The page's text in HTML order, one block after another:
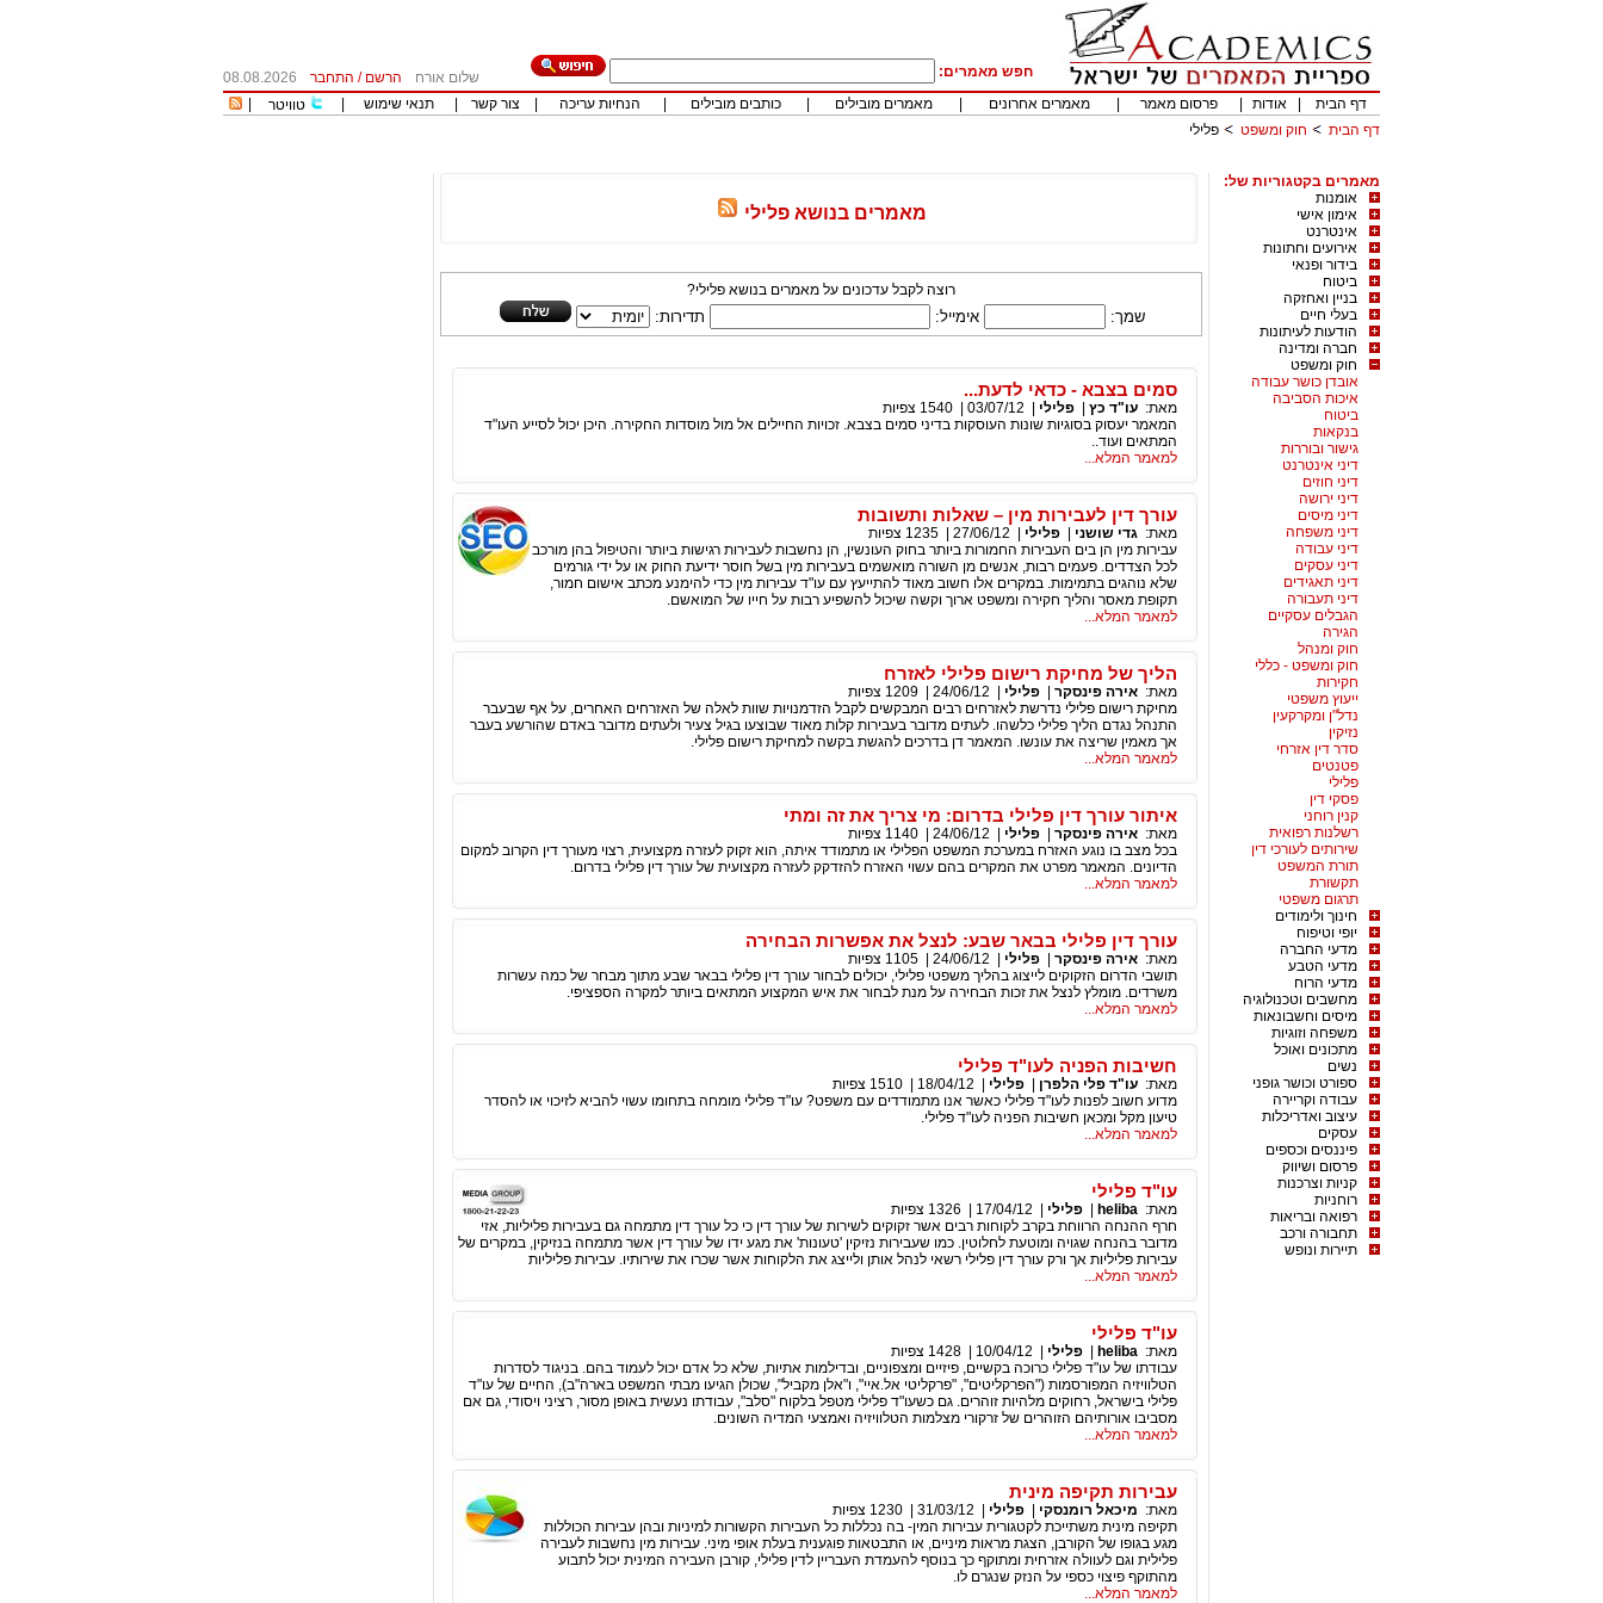
חפש מאמרים: שלום אורח הרשם / התחבר
08.08.2026
דף הבית
אודות פרסום מאמר מאמרים אחרונים מאמרים מובילים כותבים מובילים הנחיות עריכה צור קשר תנאי שימוש טוויטר
דף הבית
חוק ומשפט פלילי
מאמרים בקטגוריות של:
אומנות
אימון אישי
אינטרנט
אירועים וחתונות
בידור ופנאי
ביטוח
בניין ואחזקה
בעלי חיים
הודעות לעיתונות
חברה ומדינה
חוק ומשפט
אובדן כושר עבודה
איכות הסביבה
ביטוח
בנקאות
גישור ובוררות
דיני אינטרנט
דיני חוזים
דיני ירושה
דיני מיסים
דיני משפחה
דיני עבודה
דיני עסקים
דיני תאגידים
דיני תעבורה
הגבלים עסקיים
הגירה
חוק ומנהל
חוק ומשפט - כללי
חקירות
ייעוץ משפטי
נדל"ן ומקרקעין
נזיקין
סדר דין אזרחי
פטנטים
פלילי
פסקי דין
קנין רוחני
רשלנות רפואית
שירותים לעורכי דין
תורת המשפט
תקשורת
תרגום משפטי
חינוך ולימודים
יופי וטיפוח
מדעי החברה
מדעי הטבע
מדעי הרוח
מחשבים וטכנולוגיה
מיסים וחשבונאות
משפחה וזוגיות
מתכונים ואוכל
נשים
ספורט וכושר גופני
עבודה וקריירה
עיצוב ואדריכלות
עסקים
פיננסים וכספים
פרסום ושיווק
קניות וצרכנות
רוחניות
רפואה ובריאות
תחבורה ורכב
תיירות ונופש
מאמרים בנושא פלילי
רוצה לקבל עדכונים על מאמרים בנושא פלילי?
שמך: אימייל: תדירות:
סמים בצבא - כדאי לדעת...
מאת: עו"ד כץ פלילי 03/07/12
1540 צפיות
המאמר יעסוק בסוגיות שונות העוסקות בדיני סמים בצבא. זכויות החיילים אל מול מוסדות החקירה. היכן יכול לסייע העו"ד
המתאים ועוד..
למאמר המלא...
עורך דין לעבירות מין – שאלות ותשובות
מאת: גדי שושני פלילי 27/06/12
1235 צפיות
עבירות מין הן בים העבירות החמורות ביותר בחוק העונשין, הן נחשבות לעבירות רגישות ביותר והטיפול בהן מורכב
לכל הצדדים. פעמים רבות, אנשים מן השורה מואשמים בעבירות מין בשל חוסר ידיעת החוק או על ידי גורמים
שלא נוהגים בתמימות. במקרים אלו חשוב מאוד להתייעץ עם עו"ד עבירות מין כדי להימנע מכתב אישום חמור,
תקופת מאסר והליך חקירה ומשפט ארוך וקשה שיכול להשפיע רבות על חייו של המואשם.
למאמר המלא...
הליך של מחיקת רישום פלילי לאזרח
מאת: אירה פינסקר פלילי 24/06/12
1209 צפיות
מחיקת רישום פלילי נדרשת לאזרחים רבים המבקשים לקבל הזדמנויות שוות לאלה של האזרחים האחרים, על אף שבעבר
התנהל נגדם הליך פלילי כלשהו. לעתים מדובר בעבירות קלות מאוד שבוצעו בגיל צעיר ולעתים מדובר באדם שהורשע בעבר
אך מאמין שריצה את עונשו. המאמר דן בדרכים להגשת בקשה למחיקת רישום פלילי.
למאמר המלא...
איתור עורך דין פלילי בדרום: מי צריך את זה ומתי
מאת: אירה פינסקר פלילי 24/06/12
1140 צפיות
בכל מצב בו נוגע האזרח במערכת המשפט הפלילי או מתמודד איתה, הוא זקוק לעזרה מקצועית, רצוי מעורך דין הקרוב למקום
הדיונים. המאמר מפרט את המקרים בהם עשוי האזרח להזדקק לעזרה מקצועית של עורך דין פלילי בדרום.
למאמר המלא...
עורך דין פלילי בבאר שבע: לנצל את אפשרות הבחירה
מאת: אירה פינסקר פלילי 24/06/12
1105 צפיות
תושבי הדרום הזקוקים לייצוג בהליך משפטי פלילי, יכולים לבחור עורך דין פלילי בבאר שבע מתוך מבחר של כמה עשרות
משרדים. מומלץ לנצל את זכות הבחירה על מנת לבחור את איש המקצוע המתאים ביותר למקרה הספציפי.
למאמר המלא...
חשיבות הפניה לעו"ד פלילי
מאת: עו"ד פלי הלפרן פלילי 18/04/12
1510 צפיות
מדוע חשוב לפנות לעו"ד פלילי כאשר אנו מתמודדים עם משפט? עו"ד פלילי מומחה בתחומו עשוי להביא לזיכוי או להסדר
טיעון מקל ומכאן חשיבות הפניה לעו"ד פלילי.
למאמר המלא...
עו"ד פלילי
מאת: heliba פלילי 17/04/12
1326 צפיות
חרף ההנחה הרווחת בקרב לקוחות רבים אשר זקוקים לשירות של עורך דין כי כל עורך דין מתמחה גם בעבירות פליליות, אזי
מדובר בהנחה שגויה ומוטעת לחלוטין. כמו שעבירות נזיקין 'טעונות' את מגע ידו של עורך דין אשר מתמחה בנזיקין, במקרים של
עבירות פליליות אך ורק עורך דין פלילי רשאי לנהל אותן ולייצג את הלקוחות אשר שכרו את שירותיו. עבירות פליליות
למאמר המלא...
עו"ד פלילי
מאת: heliba פלילי 10/04/12
1428 צפיות
עבודתו של עו"ד פלילי כרוכה בקשיים, פיזיים ומצפוניים, ובדילמות אתיות, שלא כל אדם יכול לעמוד בהם. בניגוד לסדרות
הטלוויזיה המפורסמות ("הפרקליטים", "פרקליטי אל.איי", ו"אלן מקביל", שכולן הגיעו מבתי המשפט בארה"ב), החיים של עו"ד
פלילי בישראל, רחוקים מלהיות זוהרים. גם כשעו"ד פלילי מטפל בלקוח "סלב", עבודתו נעשית באופן מסור, רציני ויסודי, גם אם
מסביבו אורותיהם הזוהרים של זרקורי מצלמות הטלוויזיה ואמצעי המדיה השונים.
למאמר המלא...
עבירות תקיפה מינית
מאת: מיכאל רומנסקי פלילי 31/03/12
1230 צפיות
תקיפה מינית משתייכת לקטגורית עבירות המין- בה נכללות כל העבירות הקשורות למיניות ובהן עבירות הכוללות
מגע בגופו של הקורבן, הצגת מראות מיניים, או התבטאות פוגענית בעלת אופי מיני. עבירות מין נחשבות לעבירה
פלילית וגם לעוולה אזרחית ומתוקף כך בנוסף להעמדת העבריין לדין פלילי, קורבן העבירה המינית יכול לתבוע
מהתוקף פיצוי כספי על הנזק שנגרם לו.
למאמר המלא...